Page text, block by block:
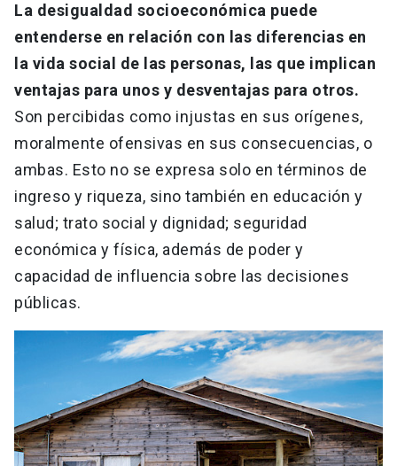
La desigualdad socioeconómica puede
entenderse en relación con las diferencias en
la vida social de las personas, las que implican
ventajas para unos y desventajas para otros.
Son percibidas como injustas en sus orígenes,
moralmente ofensivas en sus consecuencias, o
ambas. Esto no se expresa solo en términos de
ingreso y riqueza, sino también en educación y
salud; trato social y dignidad; seguridad
económica y física, además de poder y
capacidad de influencia sobre las decisiones
públicas.